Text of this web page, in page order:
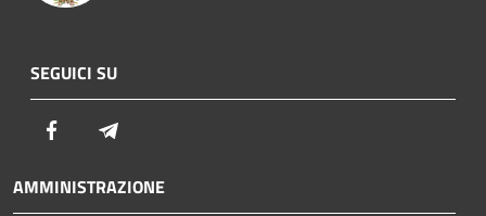
SEGUICI SU
Facebook
AMMINISTRAZIONE